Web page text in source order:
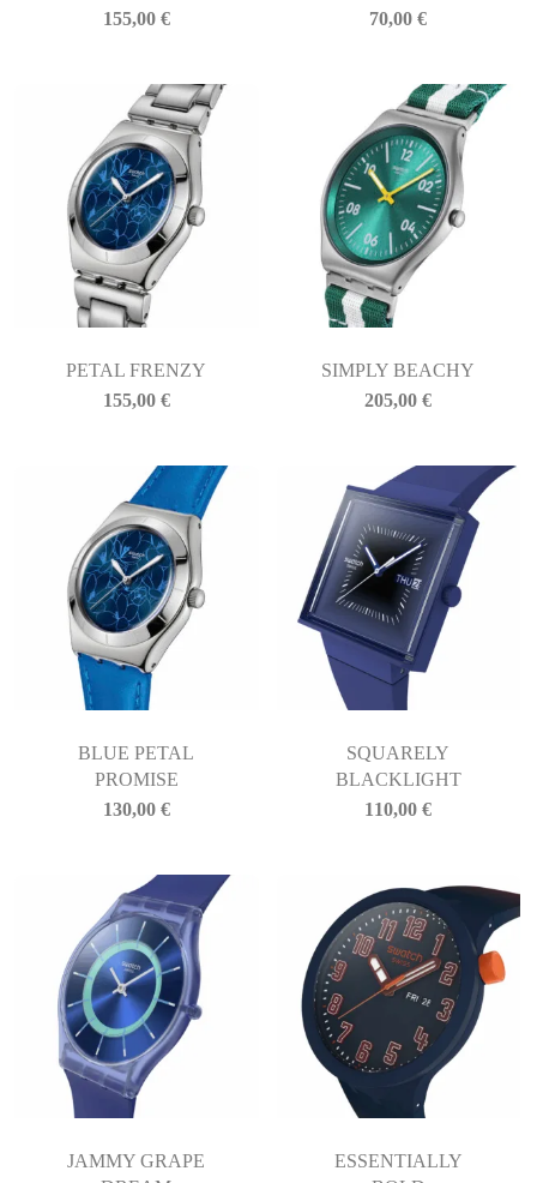
155,00 €
70,00€
PETAL FRENZY
155,00 €
SIMPLY BEACHY
205,00€
BLUE PETAL
PROMISE
130,00 €
SQUARELY
BLACKLIGHT
110,00€
JAMMY GRAPE
ESSENTIALLY